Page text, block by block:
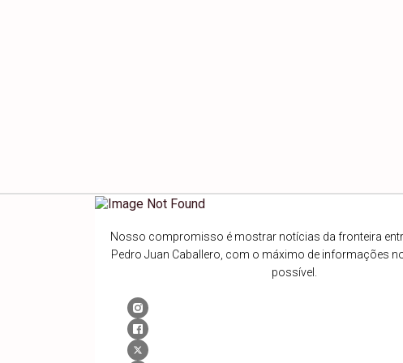
Nosso compromisso é mostrar notícias da fronteira
Pedro Juan Caballero, com o máximo de informações
possível.